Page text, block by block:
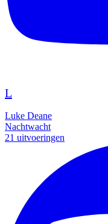
L
Luke Deane
Nachtwacht
21 uitvoeringen